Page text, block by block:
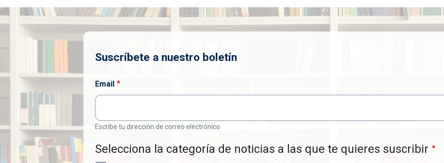
Suscríbete a nuestro boletín
Email
Escribe tu dirección de correo electrónico.
Selecciona la categoría de noticias a las que te quieres suscribir